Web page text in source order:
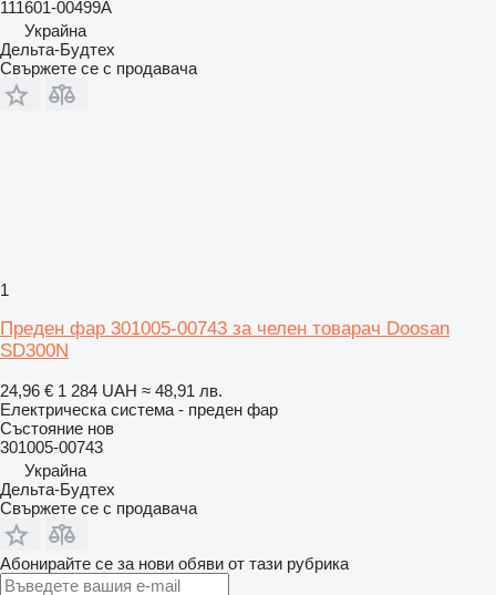
111601-00499A
Украйна
Дельта-Будтех
Свържете се с продавача
1
Преден фар 301005-00743 за челен товарач Doosan
SD300N
24,96 € 1 284 UAH ≈ 48,91 лв.
Електрическа система - преден фар
Състояние нов
301005-00743
Украйна
Дельта-Будтех
Свържете се с продавача
Абонирайте се за нови обяви от тази рубрика